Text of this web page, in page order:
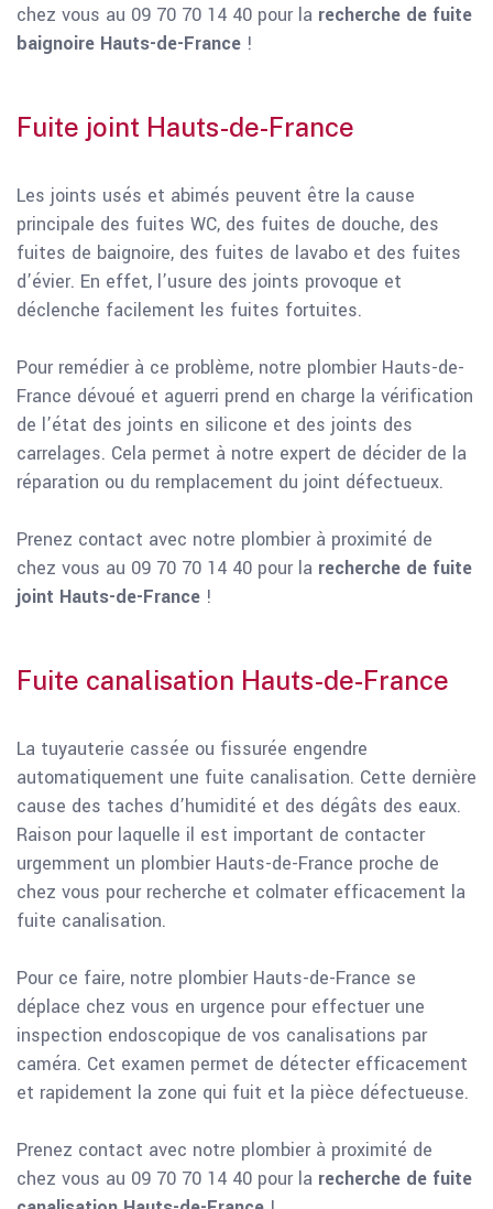
chez vous au 09 70 70 14 40 pour la recherche de fuite
baignoire Hauts-de-France !
Fuite joint Hauts-de-France
Les joints usés et abimés peuvent être la cause
principale des fuites WC, des fuites de douche, des
fuites de baignoire, des fuites de lavabo et des fuites
d’évier. En effet, l’usure des joints provoque et
déclenche facilement les fuites fortuites.
Pour remédier à ce problème, notre plombier Hauts-de-
France dévoué et aguerri prend en charge la vérification
de l’état des joints en silicone et des joints des
carrelages. Cela permet à notre expert de décider de la
réparation ou du remplacement du joint défectueux.
Prenez contact avec notre plombier à proximité de
chez vous au 09 70 70 14 40 pour la recherche de fuite
joint Hauts-de-France !
Fuite canalisation Hauts-de-France
La tuyauterie cassée ou fissurée engendre
automatiquement une fuite canalisation. Cette dernière
cause des taches d’humidité et des dégâts des eaux.
Raison pour laquelle il est important de contacter
urgemment un plombier Hauts-de-France proche de
chez vous pour recherche et colmater efficacement la
fuite canalisation.
Pour ce faire, notre plombier Hauts-de-France se
déplace chez vous en urgence pour effectuer une
inspection endoscopique de vos canalisations par
caméra. Cet examen permet de détecter efficacement
et rapidement la zone qui fuit et la pièce défectueuse.
Prenez contact avec notre plombier à proximité de
chez vous au 09 70 70 14 40 pour la recherche de fuite